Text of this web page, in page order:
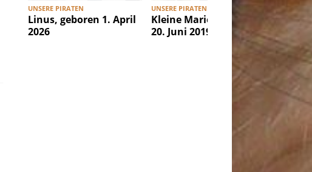
UNSERE PIRATEN
Linus, geboren 1. April
2026
UNSERE PIRATEN
Kleine Marie, geboren
20. Juni 2019
UNSERE
Ibiza,